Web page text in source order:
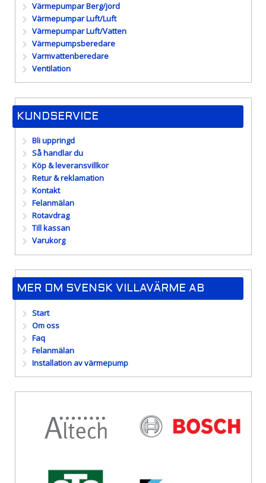
Värmepumpar Berg/jord
Värmepumpar Luft/Luft
Värmepumpar Luft/Vatten
Värmepumpsberedare
Varmvattenberedare
Ventilation
KUNDSERVICE
Bli uppringd
Så handlar du
Köp & leveransvillkor
Retur & reklamation
Kontakt
Felanmälan
Rotavdrag
Till kassan
Varukorg
MER OM SVENSK VILLAVÄRME AB
Start
Om oss
Faq
Felanmälan
Installation av värmepump